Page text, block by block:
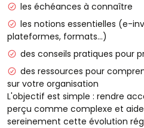
les échéances à connaître
les notions essentielles (e-
plateformes, formats…)
des conseils pratiques pour
des ressources pour
sur votre organisation
L'objectif est simple : rendre
perçu comme complexe et
sereinement cette évolution